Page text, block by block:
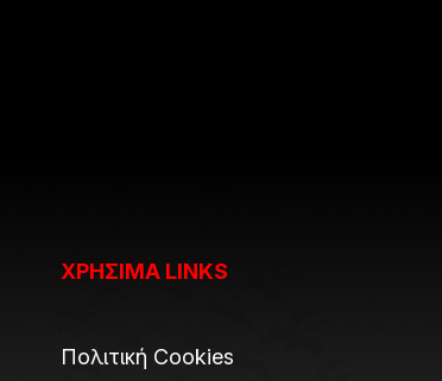
ΧΡΗΣΙΜΑ LINKS
Πολιτική Cookies